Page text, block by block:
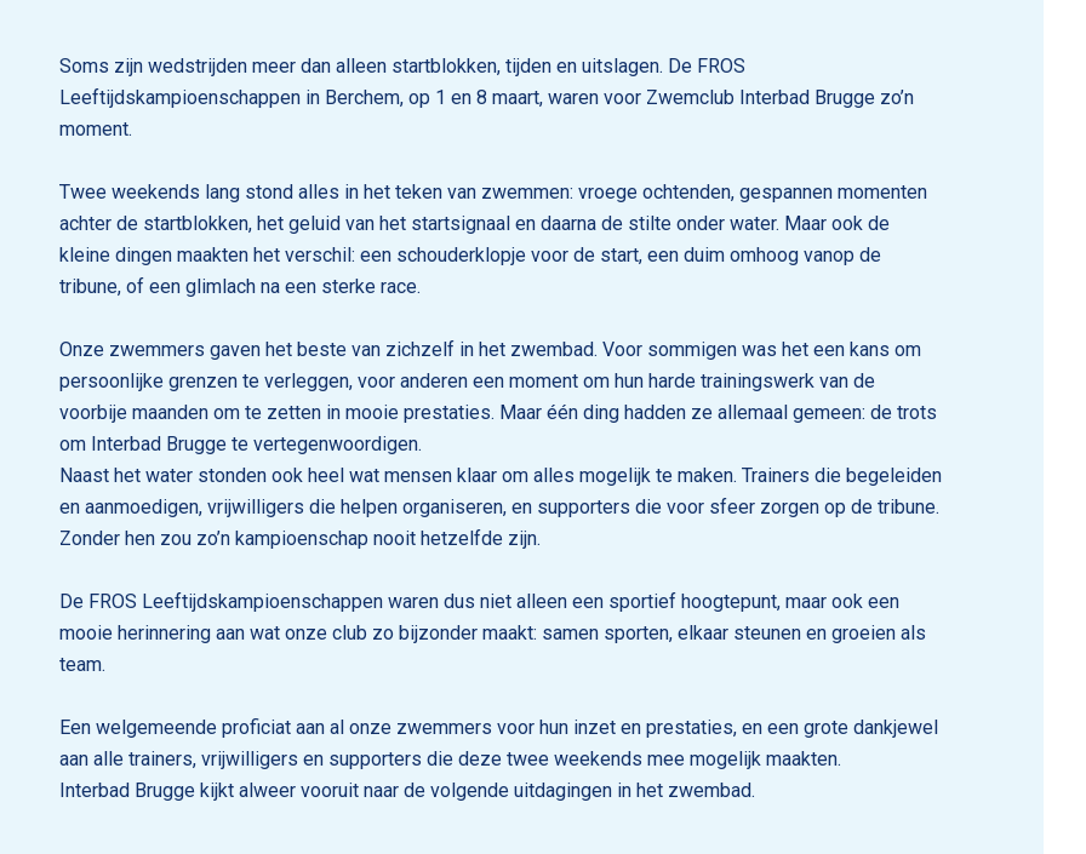
Soms zijn wedstrijden meer dan alleen startblokken, tijden en uitslagen. De FROS
Leeftijdskampioenschappen in Berchem, op 1 en 8 maart, waren voor Zwemclub Interbad Brugge zo’n
moment.
Twee weekends lang stond alles in het teken van zwemmen: vroege ochtenden, gespannen momenten
achter de startblokken, het geluid van het startsignaal en daarna de stilte onder water. Maar ook de
kleine dingen maakten het verschil: een schouderklopje voor de start, een duim omhoog vanop de
tribune, of een glimlach na een sterke race.
Onze zwemmers gaven het beste van zichzelf in het zwembad. Voor sommigen was het een kans om
persoonlijke grenzen te verleggen, voor anderen een moment om hun harde trainingswerk van de
voorbije maanden om te zetten in mooie prestaties. Maar één ding hadden ze allemaal gemeen: de trots
om Interbad Brugge te vertegenwoordigen.
Naast het water stonden ook heel wat mensen klaar om alles mogelijk te maken. Trainers die begeleiden
en aanmoedigen, vrijwilligers die helpen organiseren, en supporters die voor sfeer zorgen op de tribune.
Zonder hen zou zo’n kampioenschap nooit hetzelfde zijn.
De FROS Leeftijdskampioenschappen waren dus niet alleen een sportief hoogtepunt, maar ook een
mooie herinnering aan wat onze club zo bijzonder maakt: samen sporten, elkaar steunen en groeien als
team.
Een welgemeende proficiat aan al onze zwemmers voor hun inzet en prestaties, en een grote dankjewel
aan alle trainers, vrijwilligers en supporters die deze twee weekends mee mogelijk maakten.
Interbad Brugge kijkt alweer vooruit naar de volgende uitdagingen in het zwembad.